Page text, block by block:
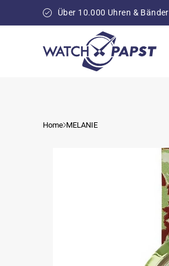
Über 10.000 Uhren & Bänder
Home MELANIE